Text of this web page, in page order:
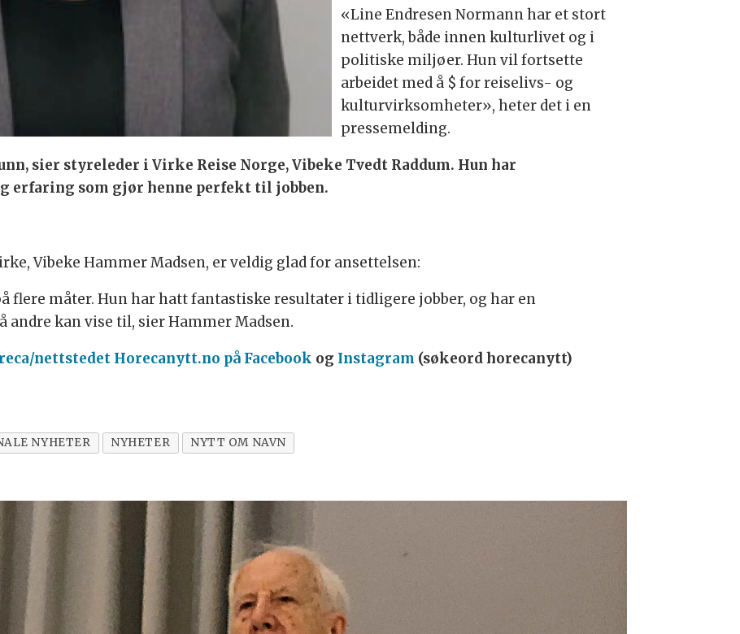
«Line Endresen Normann har et stort
nettverk, både innen kulturlivet og i
politiske miljøer. Hun vil fortsette
arbeidet med å $ for reiselivs- og
kulturvirksomheter», heter det i en
pressemelding.
sier styreleder i Virke Reise Norge, Vibeke Tvedt Raddum. Hun har
erfaring som gjør henne perfekt til jobben.
Vibeke Hammer Madsen, er veldig glad for ansettelsen:
flere måter. Hun har hatt fantastiske resultater i tidligere jobber, og har en
kan vise til, sier Hammer Madsen.
nettstedet Horecanytt.no på Facebook og Instagram (søkeord horecanytt)
NYHETER NYHETER NYTT OM NAVN